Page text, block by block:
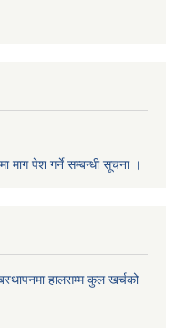
माग पेश गर्ने सम्बन्धी सूचना ।
हालसम्म कुल खर्चको